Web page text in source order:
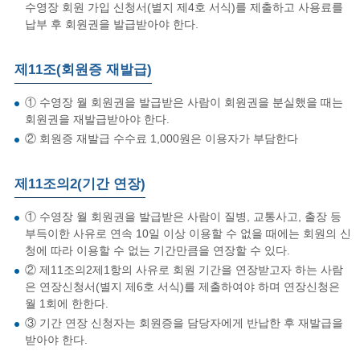
수영장 회원 가입 신청서(별지 제4호 서식)를 제출하고 사용료를
납부 후 회원권을 발급받아야 한다.
제11조(회원증 재발급)
① 수영장 월 회원권을 발급받은 사람이 회원권을 분실했을 때는
회원권을 재발급받아야 한다.
② 회원증 재발급 수수료 1,000원은 이용자가 부담한다
제11조의2(기간 연장)
① 수영장 월 회원권을 발급받은 사람이 질병, 교통사고, 출장 등
부득이한 사유로 연속 10일 이상 이용할 수 없을 때에는 회원의 신
청에 따라 이용할 수 없는 기간만큼을 연장할 수 있다.
② 제11조의2제1항의 사유로 회원 기간을 연장받고자 하는 사람
은 연장신청서(별지 제6호 서식)를 제출하여야 하며 연장신청은
월 1회에 한한다.
③ 기간 연장 신청자는 회원증을 담당자에게 반납한 후 재발급을
받아야 한다.